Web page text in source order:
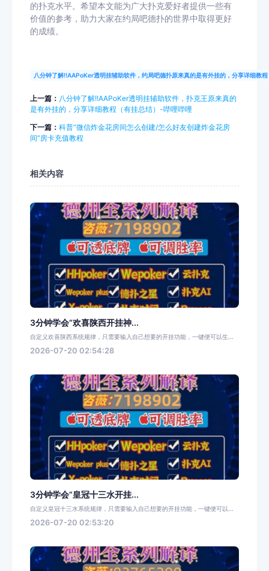
的扑克水平。希望本文能为广大扑克爱好者提供一些有
价值的参考，助力大家在约局吧德扑的世界中取得更好
的成绩。
八分钟了解!!AAPoKer透明挂辅助软件，约局吧德扑原来真的是有外挂的，分享详细教
上一篇： 八分钟了解!!AAPoKer透明挂辅助软件，扑克王原来真的
是有外挂的，分享详细教程（有挂总结）-哔哩哔哩
下一篇： 科普“微信炸金花房间怎么创建/怎么好友创建炸金花房
间”房卡充值教程
相关内容
3分钟学会“欢喜陕西开挂神...
自定义欢喜陕西系统规律，只需要输入自己想要的开挂功能，一键便可以生...
2026-07-20 02:54:28
3分钟学会“皇冠十三水开挂...
自定义皇冠十三水系统规律，只需要输入自己想要的开挂功能，一键便可以...
2026-07-20 02:53:20